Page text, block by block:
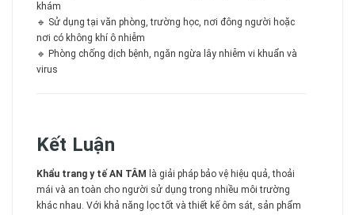
khám
🔹 Sử dụng tại văn phòng, trường học, nơi đông người hoặc
nơi có không khí ô nhiễm
🔹 Phòng chống dịch bệnh, ngăn ngừa lây nhiễm vi khuẩn và
virus
Kết Luận
Khẩu trang y tế AN TÂM
là giải pháp bảo vệ hiệu quả, thoải
mái và an toàn cho người sử dụng trong nhiều môi trường
khác nhau. Với khả năng lọc tốt và thiết kế ôm sát, sản phẩm